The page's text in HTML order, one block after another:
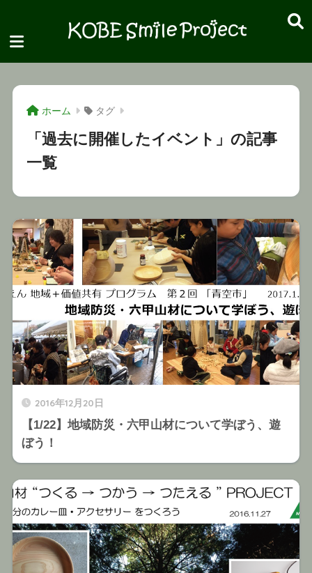
ホーム タグ
「過去に開催したイベント」の記事
一覧
2016年12月20日
【1/22】地域防災・六甲山材について学ぼう、遊
ぼう！